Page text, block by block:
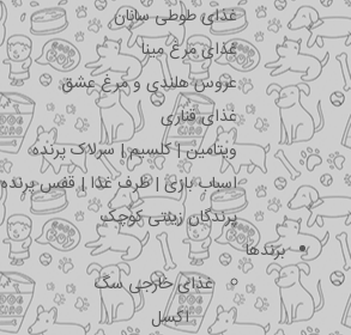
غذای طوطی سانان
غذای مرغ مینا
عروس هلندی و مرغ عشق
غذای قناری
ویتامین | کلسیم | سرلاک پرنده
اسباب بازی | ظرف غذا | قفس پرنده
پرندگان زینتی کوچک
برندها
غذای خارجی سگ
اکسل